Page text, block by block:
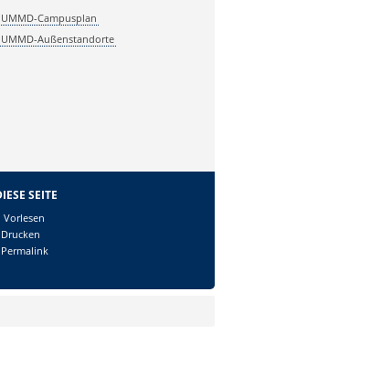
UMMD-Campusplan
UMMD-Außenstandorte
SEITE
Vorlesen
Drucken
Permalink